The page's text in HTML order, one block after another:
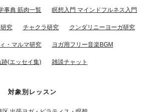
事典 筋肉一覧 瞑想入門 マインドフルネス入門
究 チャクラ研究 クンダリニーヨーガ研究
・マルマ研究 ヨガ用フリー音楽BGM
(エッセイ集) 雑談チャット
対象別レッスン